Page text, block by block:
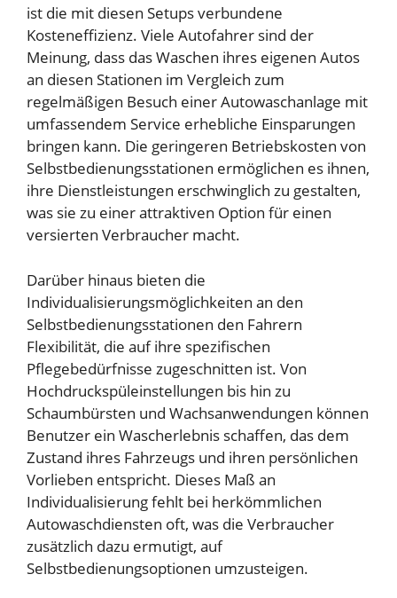
ist die mit diesen Setups verbundene
Kosteneffizienz. Viele Autofahrer sind der
Meinung, dass das Waschen ihres eigenen Autos
an diesen Stationen im Vergleich zum
regelmäßigen Besuch einer Autowaschanlage mit
umfassendem Service erhebliche Einsparungen
bringen kann. Die geringeren Betriebskosten von
Selbstbedienungsstationen ermöglichen es ihnen,
ihre Dienstleistungen erschwinglich zu gestalten,
was sie zu einer attraktiven Option für einen
versierten Verbraucher macht.
Darüber hinaus bieten die
Individualisierungsmöglichkeiten an den
Selbstbedienungsstationen den Fahrern
Flexibilität, die auf ihre spezifischen
Pflegebedürfnisse zugeschnitten ist. Von
Hochdruckspüleinstellungen bis hin zu
Schaumbürsten und Wachsanwendungen können
Benutzer ein Wascherlebnis schaffen, das dem
Zustand ihres Fahrzeugs und ihren persönlichen
Vorlieben entspricht. Dieses Maß an
Individualisierung fehlt bei herkömmlichen
Autowaschdiensten oft, was die Verbraucher
zusätzlich dazu ermutigt, auf
Selbstbedienungsoptionen umzusteigen.